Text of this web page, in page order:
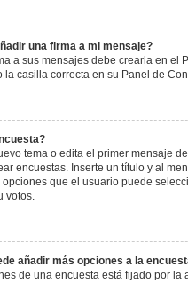
una firma a mi mensaje?
a sus mensajes debe crearla en
la casilla correcta en su Panel de
tema o edita el primer mensaje
encuestas. Inserte un título y al
que el usuario puede
votos.
añadir más opciones a la
de una encuesta está fijado por